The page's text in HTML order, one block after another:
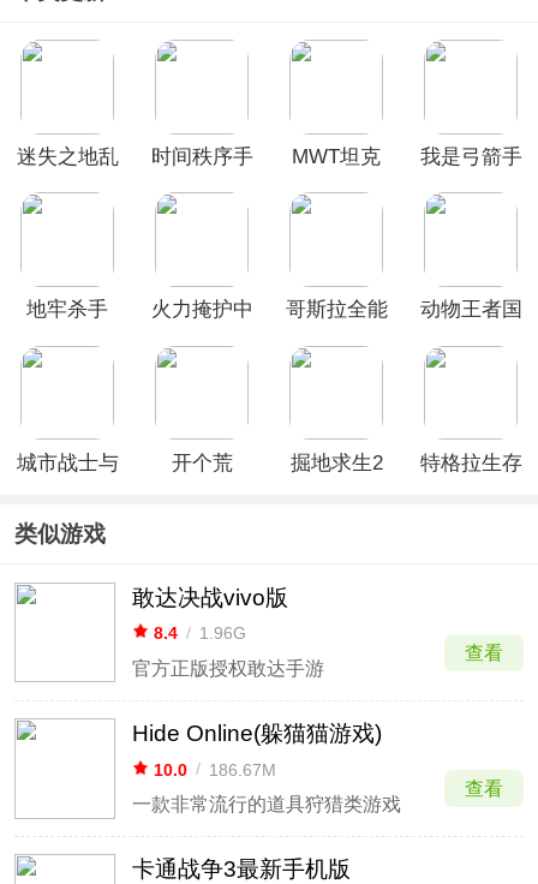
迷失之地乱
时间秩序手
MWT坦克
我是弓箭手
地牢杀手
火力掩护中
(Cover
哥斯拉全能
Omniverse)
动物王者国
城市战士与
方版
开个荒
掘地求生2
特格拉生存
类似游戏
敢达决战vivo版
8.4 / 1.96G
官方正版授权敢达手游
查看
Hide Online(躲猫猫游戏)
10.0 / 186.67M
一款非常流行的道具狩猎类游戏
查看
卡通战争3最新手机版